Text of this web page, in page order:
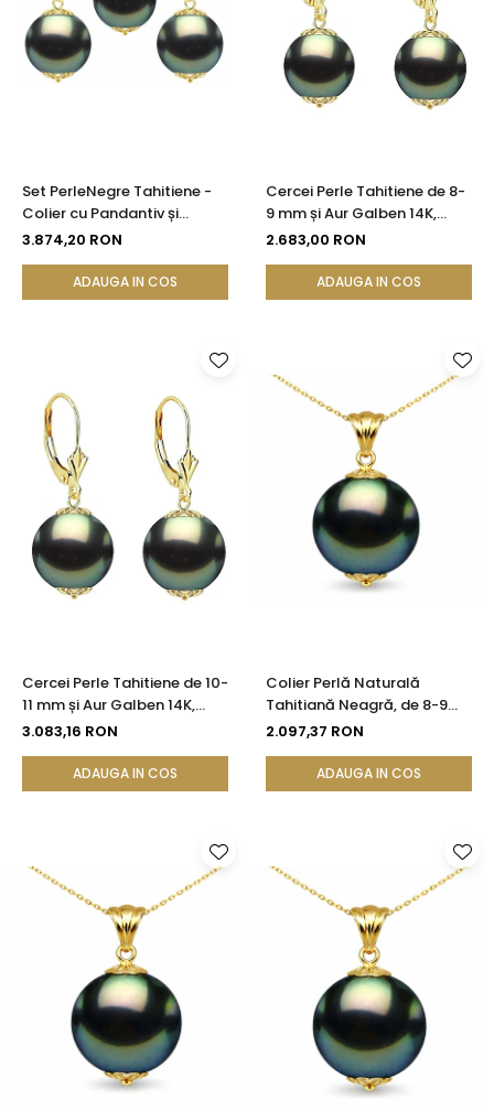
Set PerleNegre Tahitiene -
Colier cu Pandantiv și
Cercei, Aur Galben 14K, Perle
AAA | KASKADDA®
3.874,20 RON
ADAUGA IN COS
Cercei Perle Tahitiene de 8-
9 mm și Aur Galben 14K,
Forma Rotundă |
2.683,00 RON
ADAUGA IN COS
Cercei Perle Tahitiene de 10-
11 mm și Aur Galben 14K,
Forma Rotundă |
3.083,16 RON
ADAUGA IN COS
Colier Perlă Naturală
Tahitiană Neagră, de 8-9
mm, AAA, Aur Galben 14K cu
2.097,37 RON
ADAUGA IN COS